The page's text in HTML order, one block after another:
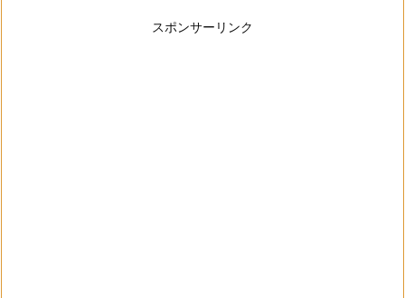
スポンサーリンク